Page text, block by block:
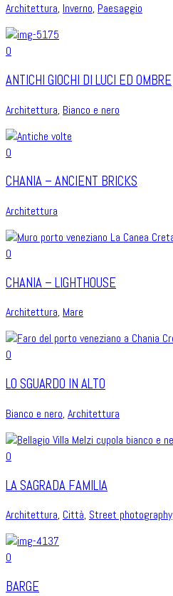
Architettura, Inverno, Paesaggio
0
ANTICHI GIOCHI DI LUCI ED OMBRE
Architettura, Bianco e nero
0
CHANIA – ANCIENT BRICKS
Architettura
0
CHANIA – LIGHTHOUSE
Architettura, Mare
0
LO SGUARDO IN ALTO
Bianco e nero, Architettura
0
LA SAGRADA FAMILIA
Architettura, Città, Street photography
0
BARGE